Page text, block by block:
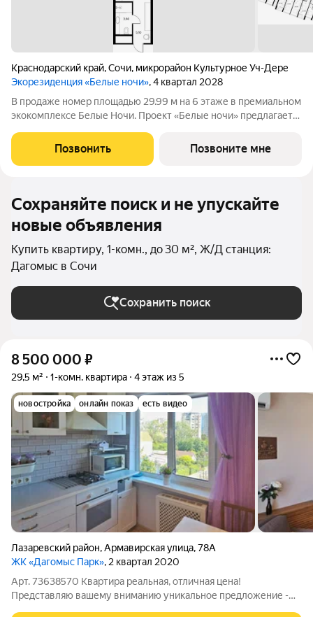
Краснодарский край,Сочи, микрорайон Культурное Уч-Дере
Экорезиденция «Белые ночи», 4 квартал 2028
В продаже номер площадью 29.99 м на 6 этаже в премиальном
экокомплексе Белые Ночи. Проект «Белые ночи» предлагает
поддерживает долголетие. Всё устроено так, чтобы телу было
легко включаться в
Позвонить Позвоните мне
Сохраняйте поиск и не упускайте
новые объявления
Купить квартиру, 1-комн., до 30 м², Ж/Д станция:
Дагомыс в Сочи
Сохранить поиск
8 500 000 ₽
29,5 м² 1-комн. квартира 4 этаж из 5
новостройка онлайн показ есть видео
Лазаревский район,Армавирская улица,78А
ЖК «Дагомыс Парк», 2 квартал 2020
Арт. 73638570 Квартира реальная, отличная цена!
Представляю вашему вниманию уникальное предложение -